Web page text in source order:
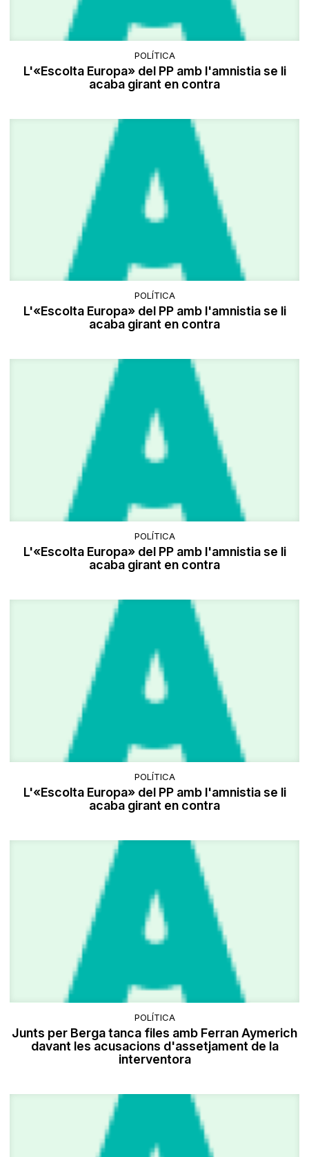
POLÍTICA
L'«Escolta Europa» del PP amb l'amnistia se li
acaba girant en contra
POLÍTICA
L'«Escolta Europa» del PP amb l'amnistia se li
acaba girant en contra
POLÍTICA
L'«Escolta Europa» del PP amb l'amnistia se li
acaba girant en contra
POLÍTICA
L'«Escolta Europa» del PP amb l'amnistia se li
acaba girant en contra
POLÍTICA
Junts per Berga tanca files amb Ferran Aymerich
davant les acusacions d'assetjament de la
interventora